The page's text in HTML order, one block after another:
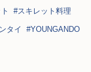
#スキレット料理
タイ #YOUNGANDO